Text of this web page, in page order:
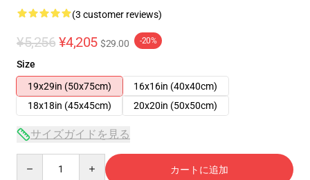
(3 customer reviews)
¥5,256 ¥4,205 $29.00 -20%
Size
19x29in (50x75cm)
16x16in (40x40cm)
18x18in (45x45cm)
20x20in (50x50cm)
サイズガイドを見る
カートに追加